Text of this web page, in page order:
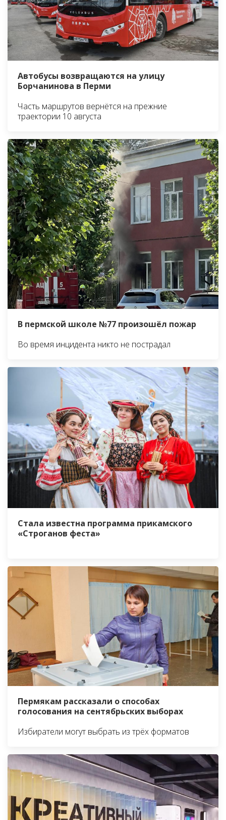
Автобусы возвращаются на улицу
Борчанинова в Перми
Часть маршрутов вернётся на прежние
траектории 10 августа
В пермской школе №77 произошёл пожар
Во время инцидента никто не пострадал
Стала известна программа прикамского
«Строганов феста»
Пермякам рассказали о способах
голосования на сентябрьских выборах
Избиратели могут выбрать из трёх форматов